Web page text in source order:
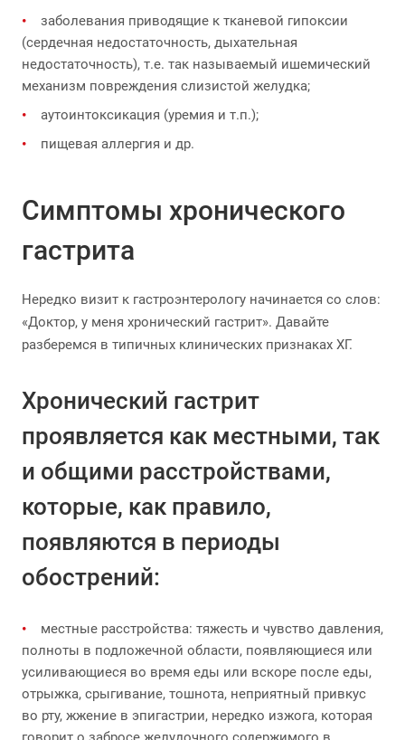
заболевания приводящие к тканевой гипоксии
(сердечная недостаточность, дыхательная
недостаточность), т.е. так называемый ишемический
механизм повреждения слизистой желудка;
аутоинтоксикация (уремия и т.п.);
пищевая аллергия и др.
Симптомы хронического
гастрита
Нередко визит к гастроэнтерологу начинается со слов:
«Доктор, у меня хронический гастрит». Давайте
разберемся в типичных клинических признаках ХГ.
Хронический гастрит
проявляется как местными, так
и общими расстройствами,
которые, как правило,
появляются в периоды
обострений:
местные расстройства: тяжесть и чувство давления,
полноты в подложечной области, появляющиеся или
усиливающиеся во время еды или вскоре после еды,
отрыжка, срыгивание, тошнота, неприятный привкус
во рту, жжение в эпигастрии, нередко изжога, которая